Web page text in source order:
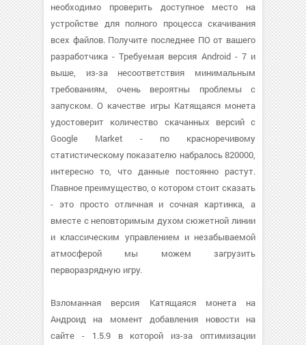
необходимо проверить доступное место на
устройстве для полного процесса скачивания
всех файлов. Получите последнее ПО от вашего
разработчика - Требуемая версия Android - 7 и
выше, из-за несоответствия минимальным
требованиям, очень вероятны проблемы с
запуском. О качестве игры Катящаяся монета
удостоверит количество скачанных версий с
Google Market - по красноречивому
статистическому показателю набралось 820000,
интересно то, что данные постоянно растут.
Главное преимущество, о котором стоит сказать
- это просто отличная и сочная картинка, а
вместе с неповторимым духом сюжетной линии
и классическим управлением и незабываемой
атмосферой мы можем загрузить
перворазрядную игру.
Взломанная версия Катящаяся монета на
Андроид на момент добавления новости на
сайте - 1.5.9 в которой из-за оптимизации